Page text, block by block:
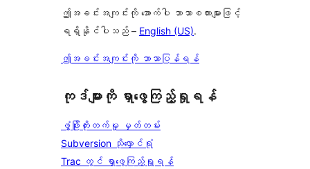
ဤအခင်းအကျင်းကို အောက်ပါ ဘာသာစကားများဖြင့်
ရရှိနိုင်ပါသည် – English (US).
ဤအခင်းအကျင်းကို ဘာသာပြန်ရန်
ကုဒ်များကို ရှာဖွေကြည့်ရှုရန်
ဖွံ့ဖြိုးတိုးတက်မှု မှတ်တမ်း
Subversion သိုလှောင်ရုံ
Trac တွင် ရှာဖွေကြည့်ရှုရန်